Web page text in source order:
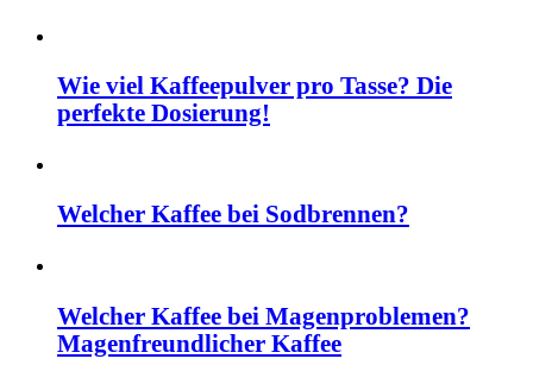
Wie viel Kaffeepulver pro Tasse? Die
perfekte Dosierung!
Welcher Kaffee bei Sodbrennen?
Welcher Kaffee bei Magenproblemen?
Magenfreundlicher Kaffee